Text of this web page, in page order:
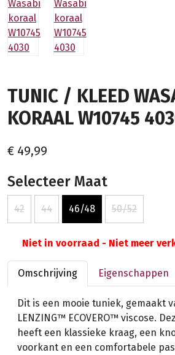
TUNIC / KLEED
KORAAL W10745
€ 49,99
Selecteer Maat
42 44 46/48 50/52
Niet in voorraad - Niet meer
Omschrijving Eigenschappen
Dit is een mooie tuniek, gemaakt
LENZING™ ECOVERO™ viscose.
heeft een klassieke kraag, een
voorkant en een comfortabele